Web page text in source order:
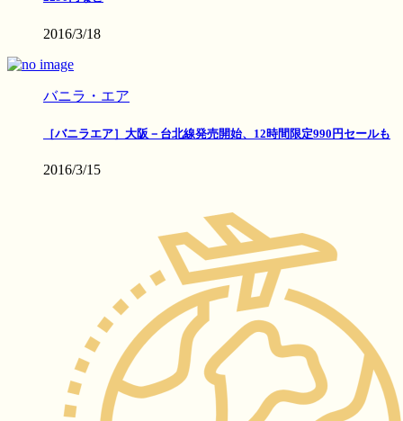
2016/3/18
バニラ・エア
［バニラエア］大阪－台北線発売開始、12時間限定990円セールも
2016/3/15